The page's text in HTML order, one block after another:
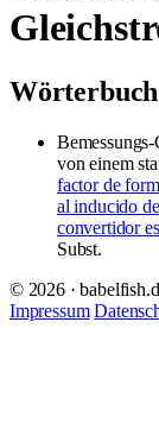
Wörterbuch
von einem
factor de
al inducido
convertidor
Subst.
© 2026 ·
Impressum